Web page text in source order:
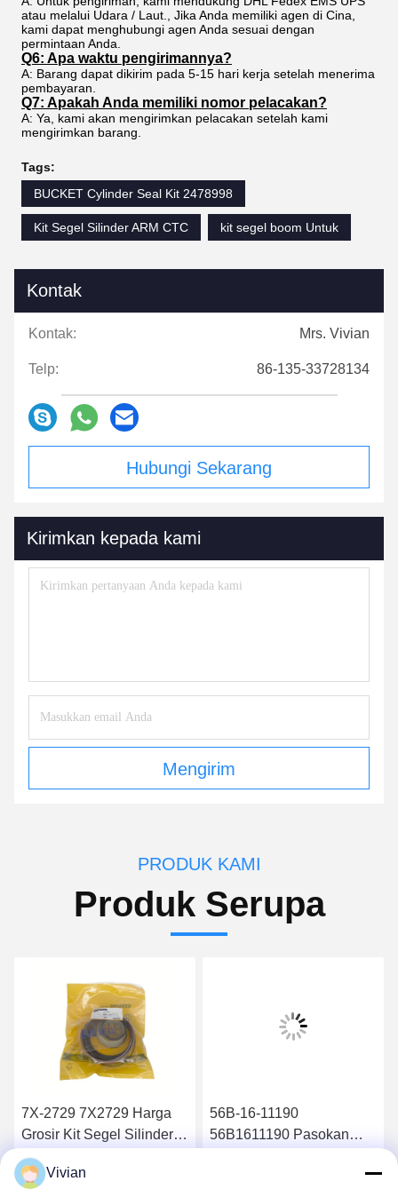
atau melalui Udara / Laut., Jika Anda memiliki agen di Cina,
kami dapat menghubungi agen Anda sesuai dengan
permintaan Anda.
Q6: Apa waktu pengirimannya?
A: Barang dapat dikirim pada 5-15 hari kerja setelah menerima
pembayaran.
Q7: Apakah Anda memiliki nomor pelacakan?
A: Ya, kami akan mengirimkan pelacakan setelah kami
mengirimkan barang.
Tags:
BUCKET Cylinder Seal Kit 2478998
Kit Segel Silinder ARM CTC kit segel boom Untuk
Kontak
Kontak: Mrs. Vivian
Telp: 86-135-33728134
Hubungi Sekarang
Kirimkan kepada kami
Mengirim
PRODUK KAMI
Produk Serupa
7X-2729 7X2729 Harga
Grosir Kit Segel Silinder
Hidraulik 826B
Dapatkan Harga Terbaik
56B-16-11190
56B1611190 Pasokan
Dapatkan Harga Terbaik
Vivian